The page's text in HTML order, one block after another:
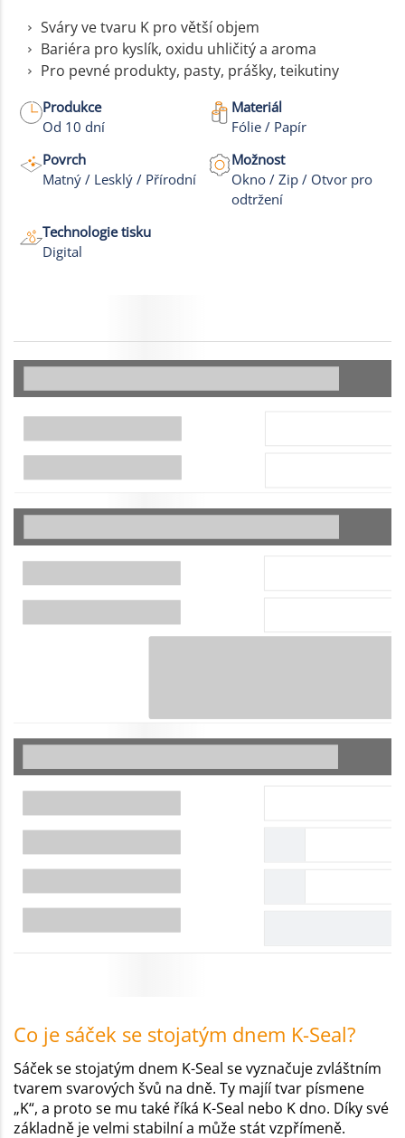
Sváry ve tvaru K pro větší objem
Bariéra pro kyslík, oxidu uhličitý a aroma
Pro pevné produkty, pasty, prášky, teikutiny
Produkce
Od 10 dní
Materiál
Fólie / Papír
Povrch
Matný / Lesklý / Přírodní
Možnost
Okno / Zip / Otvor pro
odtržení
Technologie tisku
Digital
Co je sáček se stojatým dnem K-Seal?
Sáček se stojatým dnem K-Seal se vyznačuje zvláštním
tvarem svarových švů na dně. Ty majíí tvar písmene
„K“, a proto se mu také říká K-Seal nebo K dno. Díky své
základně je velmi stabilní a může stát vzpřímeně.